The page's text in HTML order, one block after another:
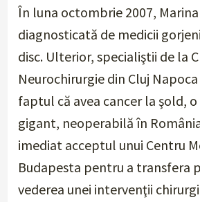
În luna octombrie 2007,
diagnosticată de medicii
disc. Ulterior, specialiştii de la
Neurochirurgie din Cluj
faptul că avea cancer la şold,
gigant, neoperabilă în
imediat acceptul unui Centru
Budapesta pentru a transfera
vederea unei intervenţii